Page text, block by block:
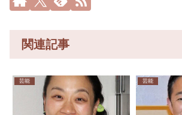
関連記事
芸能 芸能